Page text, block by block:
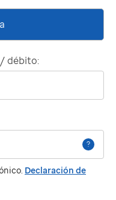
débito:
?
Declaración de